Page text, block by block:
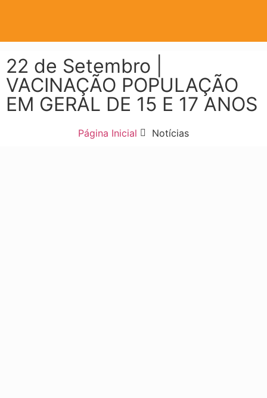
22 de Setembro |
VACINAÇÃO POPULAÇÃO
EM GERAL DE 15 E 17 ANOS
Página Inicial Notícias